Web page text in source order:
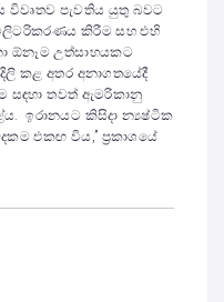
විවෘතව පැවතිය යුතු බවට
කිරීම සහ එහි
ඕනෑම උත්සාහයකට
කළ අතර අනාගතයේදී
සඳහා තවත් ඇමරිකානු
ඉරානයට කිසිදා න්‍යෂ්ටික
එකඟ විය,” ප්‍රකාශයේ